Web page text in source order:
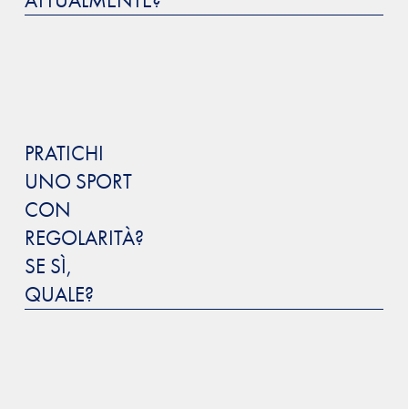
PRATICHI
UNO SPORT
CON
REGOLARITÀ?
SE SÌ,
QUALE?